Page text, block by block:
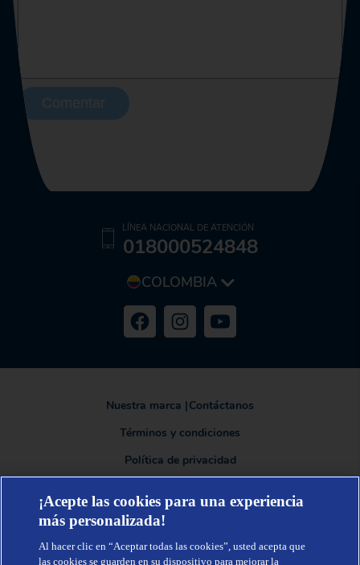
COLOMBIA
LÍNEA NACIONAL DE ATENCIÓN
018000524848
Nuestra marca |Contáctanos
Términos y condiciones
Política de privacidad
TENA®, una marca de Essity - una compañía global líder en higiene y
nuestros productos, servicios y soluciones. Nuestro propósito es romper
barreras por el bienestar en beneficio de consumidores, pacientes,
¡Acepte las cookies para una experiencia
más personalizada!
Al hacer clic en “Aceptar todas las cookies”, usted acepta que
las cookies se guarden en su dispositivo para mejorar la